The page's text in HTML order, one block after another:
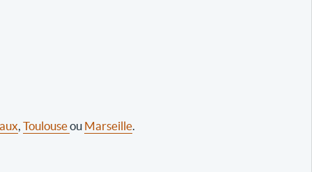
Toulouseou Marseille